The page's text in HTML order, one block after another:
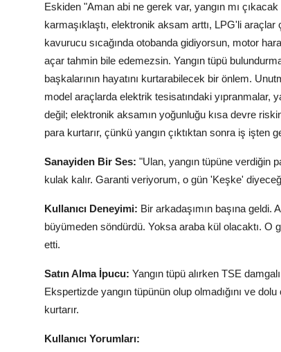
Eskiden "Aman abi ne gerek var, yangın mı
karmaşıklaştı, elektronik aksam arttı, LPG'li
kavurucu sıcağında otobanda gidiyorsun, motor
açar tahmin bile edemezsin. Yangın tüpü
başkalarının hayatını kurtarabilecek bir önlem.
model araçlarda elektrik tesisatındaki yıpranmalar,
değil; elektronik aksamın yoğunluğu kısa devre
para kurtarır, çünkü yangın çıktıktan sonra iş işten
Sanayiden Bir Ses: "Ulan, yangın tüpüne verdiğin
kulak kalır. Garanti veriyorum, o gün 'Keşke'
Kullanıcı Deneyimi: Bir arkadaşımın başına geldi.
büyümeden söndürdü. Yoksa araba kül olacaktı. O
etti.
Satın Alma İpucu: Yangın tüpü alırken TSE
Ekspertizde yangın tüpünün olup olmadığını ve
kurtarır.
Kullanıcı Yorumları: